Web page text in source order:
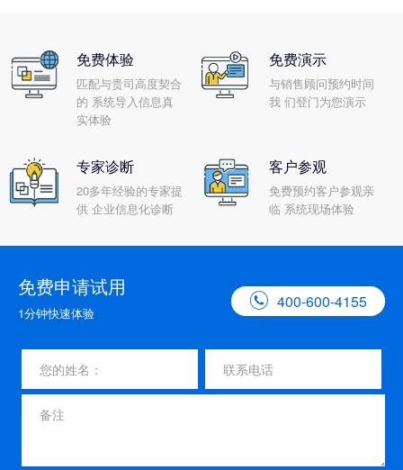
免费体验
匹配与贵司高度契合
的 系统导入信息真
实体验
免费演示
与销售顾问预约时间
我 们登门为您演示
专家诊断
20多年经验的专家提
供 企业信息化诊断
客户参观
免费预约客户参观亲
临 系统现场体验
免费申请试用
1分钟快速体验
 400-600-4155